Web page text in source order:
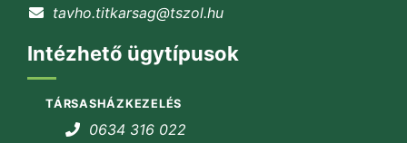
tavho.titkarsag@tszol.hu
Intézhető ügytípusok
TÁRSASHÁZKEZELÉS
0634 316 022